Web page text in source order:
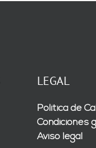
LEGAL
Política de
Condiciones
Aviso legal